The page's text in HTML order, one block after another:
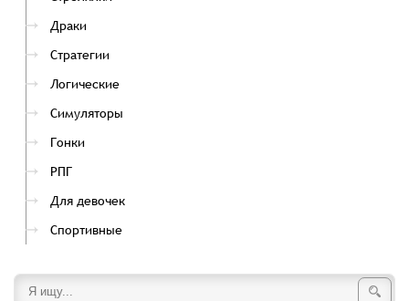
Драки
Стратегии
Логические
Симуляторы
Гонки
РПГ
Для девочек
Спортивные